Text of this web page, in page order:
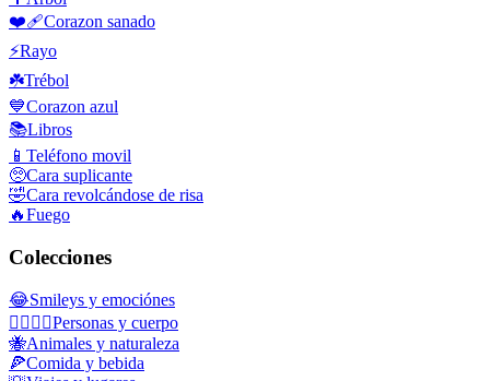
❤️‍🩹Corazon sanado
⚡Rayo
☘️Trébol
💙Corazon azul
📚Libros
📱 Teléfono movil
🥺Cara suplicante
🤣Cara revolcándose de risa
🔥Fuego
Colecciones
😂Smileys y emociónes
👩‍❤️‍💋‍👨Personas y cuerpo
🐝Animales y naturaleza
🍕Comida y bebida